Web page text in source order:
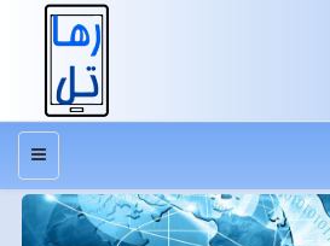
منو